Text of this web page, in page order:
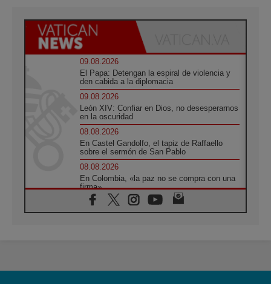
09.08.2026
El Papa: Detengan la espiral de violencia y
den cabida a la diplomacia
09.08.2026
León XIV: Confiar en Dios, no desesperarnos
en la oscuridad
08.08.2026
En Castel Gandolfo, el tapiz de Raffaello
sobre el sermón de San Pablo
08.08.2026
En Colombia, «la paz no se compra con una
firma»
08.08.2026
En Venezuela celebraron los 416 años del
08.08.2026